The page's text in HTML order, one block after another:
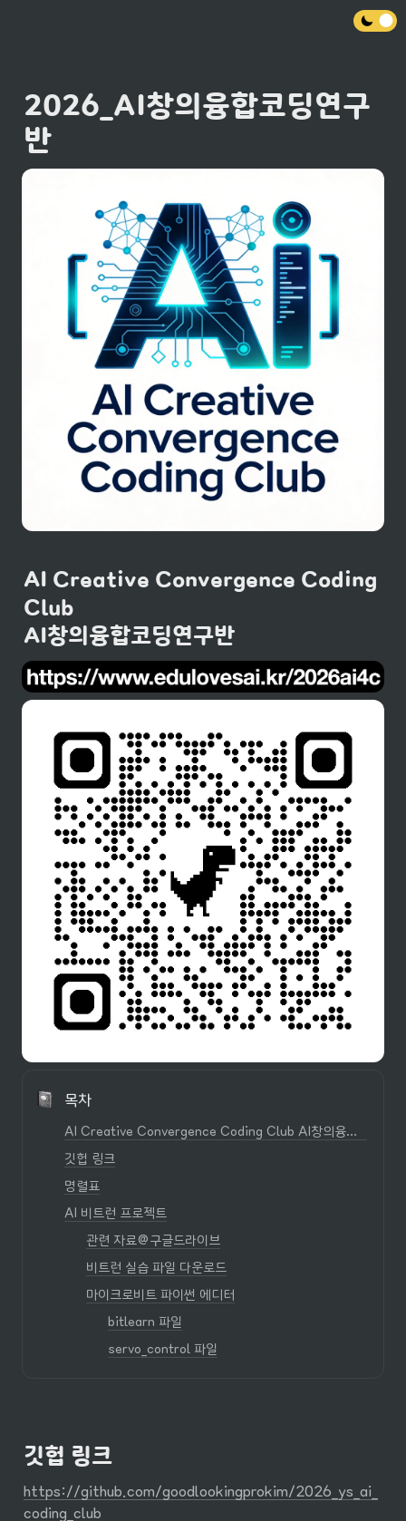
2026_AI창의융합코딩연구
반
AI Creative Convergence Coding
AI창의융합코딩연구반
목차
AI Creative Convergence Coding Club AI창의융합코딩연구반
깃헙 링크
명렬표
AI 비트런 프로젝트
관련 자료@구글드라이브
비트런 실습 파일 다운로드
마이크로비트 파이썬 에디터
bitlearn 파일
servo_control 파일
깃헙 링크
https://github.com/goodlookingprokim/2026_ys_ai_
coding_club